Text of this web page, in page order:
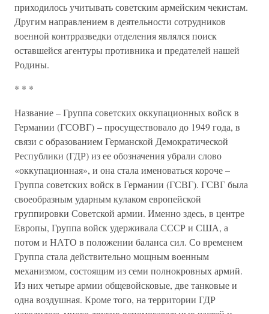
приходилось учитывать советским армейским чекистам.
Другим направлением в деятельности сотрудников
военной контрразведки отделения являлся поиск
оставшейся агентуры противника и предателей нашей
Родины.
* * *
Название – Группа советских оккупационных войск в
Германии (ГСОВГ) – просуществовало до 1949 года, в
связи с образованием Германской Демократической
Республики (ГДР) из ее обозначения убрали слово
«оккупационная», и она стала именоваться короче –
Группа советских войск в Германии (ГСВГ). ГСВГ была
своеобразным ударным кулаком европейской
группировки Советской армии. Именно здесь, в центре
Европы, Группа войск удерживала СССР и США, а
потом и НАТО в положении баланса сил. Со временем
Группа стала действительно мощным военным
механизмом, состоящим из семи полнокровных армий.
Из них четыре армии общевойсковые, две танковые и
одна воздушная. Кроме того, на территории ГДР